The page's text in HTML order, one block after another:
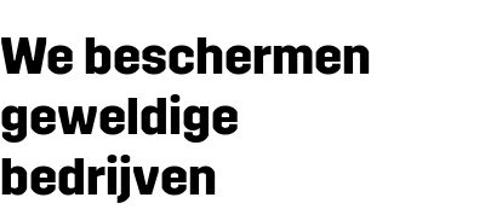
We beschermen
geweldige
bedrijven